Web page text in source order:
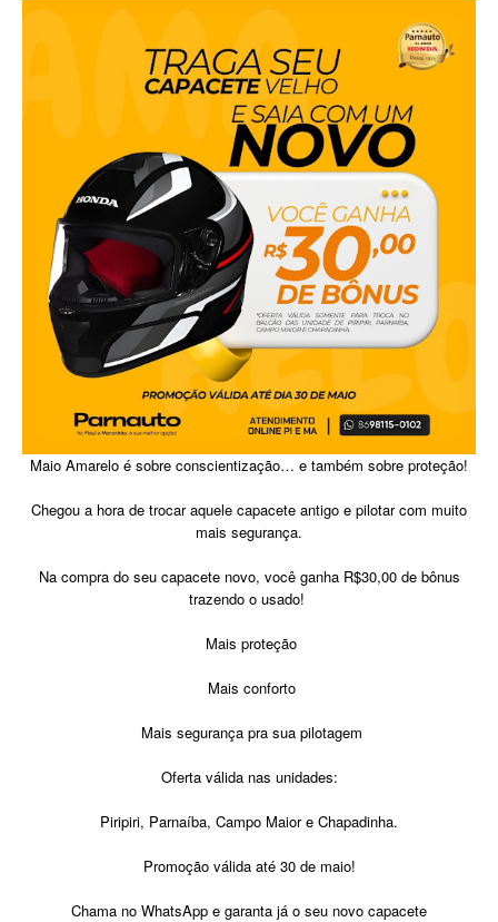
Maio Amarelo é sobre conscientização… e também sobre proteção!
Chegou a hora de trocar aquele capacete antigo e pilotar com muito
mais segurança.
Na compra do seu capacete novo, você ganha R$30,00 de bônus
trazendo o usado!
Mais proteção
Mais conforto
Mais segurança pra sua pilotagem
Oferta válida nas unidades:
Piripiri, Parnaíba, Campo Maior e Chapadinha.
Promoção válida até 30 de maio!
Chama no WhatsApp e garanta já o seu novo capacete